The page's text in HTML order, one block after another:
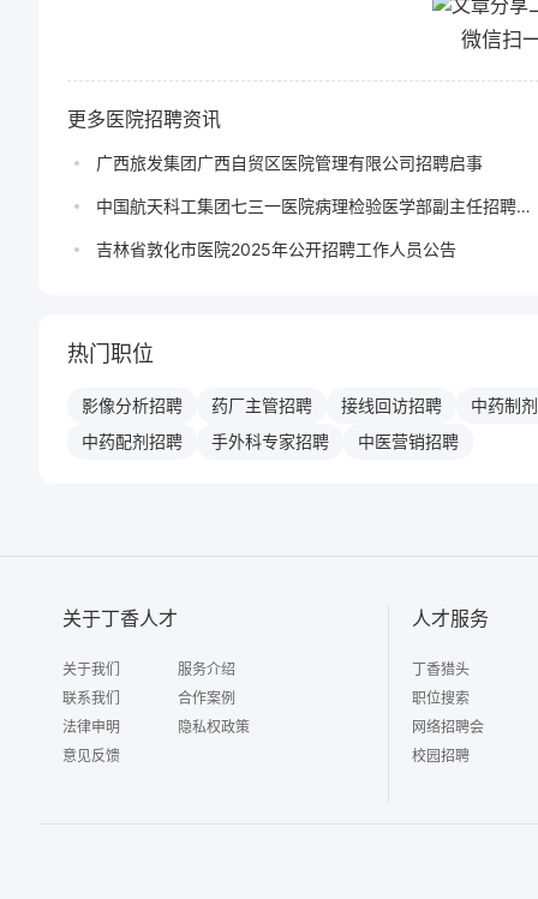
微信扫
更多医院招聘资讯
广西旅发集团广西自贸区医院管理有限公司招聘启事
中国航天科工集团七三一医院病理检验医学部副主任招聘公
吉林省敦化市医院2025年公开招聘工作人员公告
热门职位
影像分析招聘 药厂主管招聘 接线回访招聘
中药制剂
中药配剂招聘 手外科专家招聘 中医营销招聘
关于丁香人才
关于我们
联系我们
法律申明
意见反馈
服务介绍
合作案例
隐私权政策
人才服务
丁香猎头
职位搜索
网络招聘会
校园招聘